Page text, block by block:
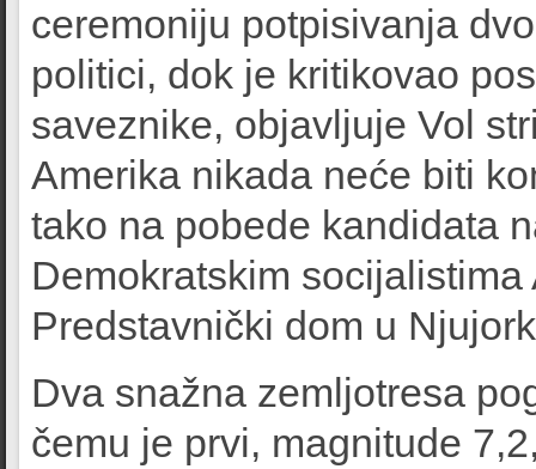
ceremoniju potpisivanja
politici, dok je kritikovao
saveznike, objavljuje Vol
Amerika nikada neće biti
tako na pobede kandidata
Demokratskim
Predstavnički dom u
Dva snažna zemljotresa
čemu je prvi, magnitude